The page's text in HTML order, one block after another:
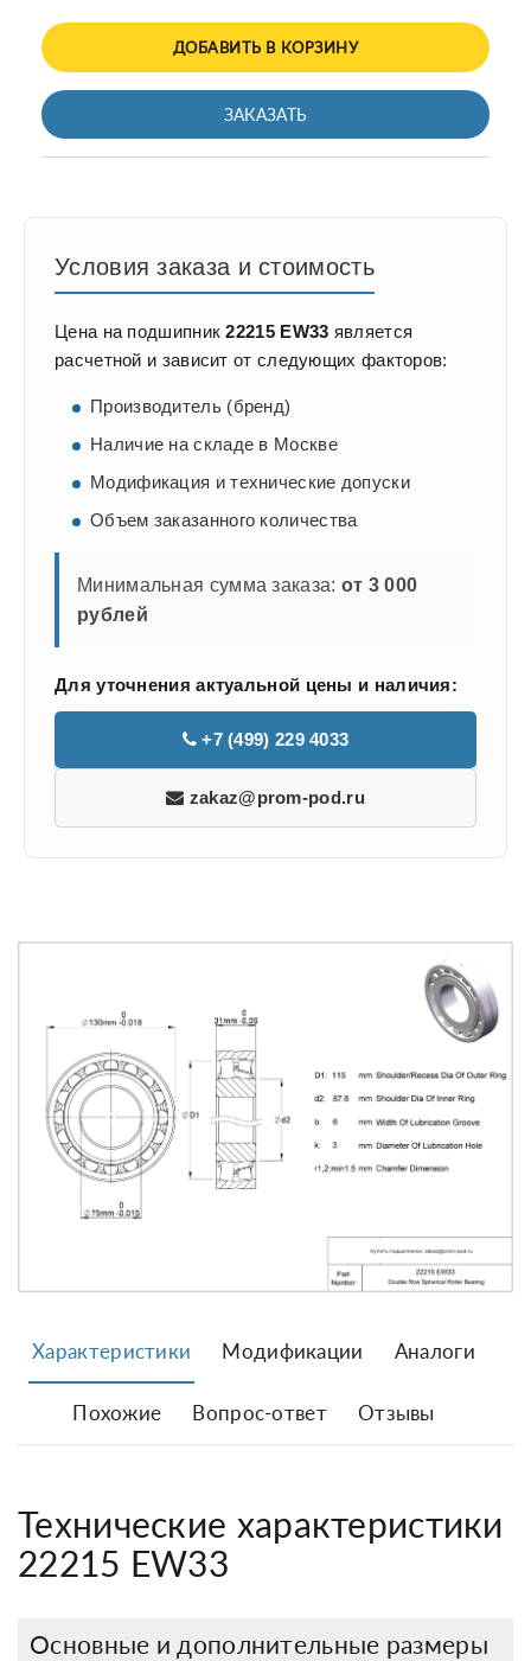
ДОБАВИТЬ В КОРЗИНУ
ЗАКАЗАТЬ
Условия заказа и стоимость
Цена на подшипник22215 EW33 является
расчетной и зависит от следующих факторов:
Производитель (бренд)
Наличие на складе в Москве
Модификация и технические допуски
Объем заказанного количества
Минимальная сумма заказа: от 3 000
рублей
Для уточнения актуальной цены и наличия:
+7 (499) 229 4033
zakaz@prom-pod.ru
Характеристики Модификации Аналоги
Похожие Вопрос-ответ Отзывы
Технические характеристики
22215 EW33
Основные и дополнительные размеры